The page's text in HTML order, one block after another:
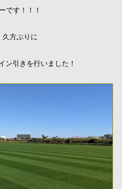
です！！！
久方ぶりに
ン引きを行いました！